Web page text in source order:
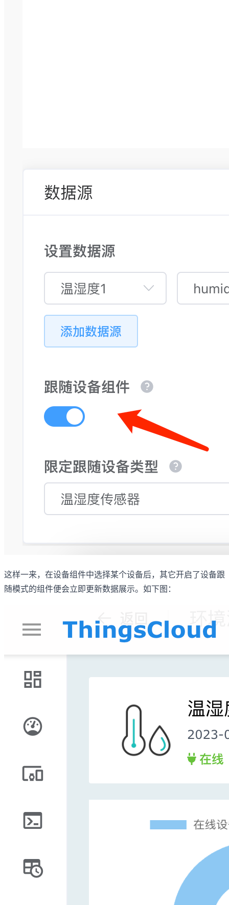
这样一来，在设备组件中选择某个设备后，其它开启了设备跟
随模式的组件便会立即更新数据展示。如下图：